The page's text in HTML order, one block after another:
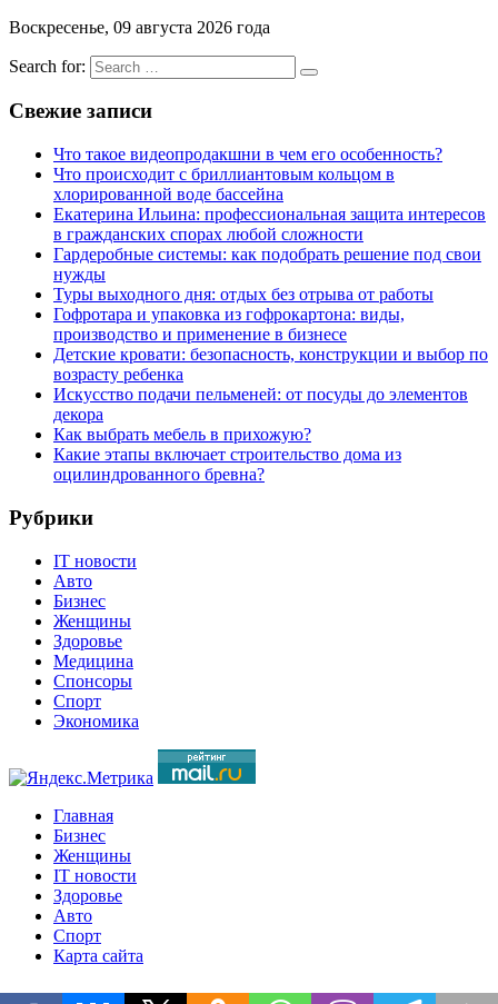
Воскресенье, 09 августа 2026 года
Search for:
Свежие записи
Что такое видеопродакшни в чем его особенность?
Что происходит с бриллиантовым кольцом в
хлорированной воде бассейна
Екатерина Ильина: профессиональная защита интересов
в гражданских спорах любой сложности
Гардеробные системы: как подобрать решение под свои
нужды
Туры выходного дня: отдых без отрыва от работы
Гофротара и упаковка из гофрокартона: виды,
производство и применение в бизнесе
Детские кровати: безопасность, конструкции и выбор по
возрасту ребенка
Искусство подачи пельменей: от посуды до элементов
декора
Как выбрать мебель в прихожую?
Какие этапы включает строительство дома из
оцилиндрованного бревна?
Рубрики
IT новости
Авто
Бизнес
Женщины
Здоровье
Медицина
Спонсоры
Спорт
Экономика
Главная
Бизнес
Женщины
IT новости
Здоровье
Авто
Спорт
Карта сайта